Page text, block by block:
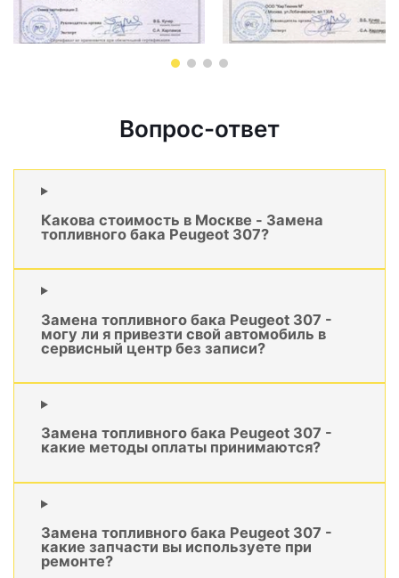
Вопрос-ответ
Какова стоимость в Москве - Замена
топливного бака Peugeot 307?
Замена топливного бака Peugeot 307 -
могу ли я привезти свой автомобиль в
сервисный центр без записи?
Замена топливного бака Peugeot 307 -
какие методы оплаты принимаются?
Замена топливного бака Peugeot 307 -
какие запчасти вы используете при
ремонте?